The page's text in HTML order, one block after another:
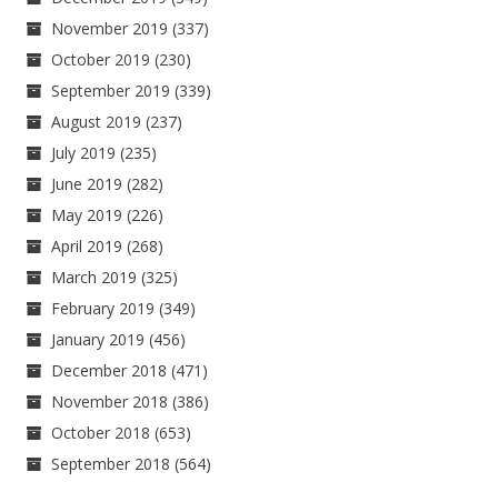
November 2019 (337)
October 2019 (230)
September 2019 (339)
August 2019 (237)
July 2019 (235)
June 2019 (282)
May 2019 (226)
April 2019 (268)
March 2019 (325)
February 2019 (349)
January 2019 (456)
December 2018 (471)
November 2018 (386)
October 2018 (653)
September 2018 (564)